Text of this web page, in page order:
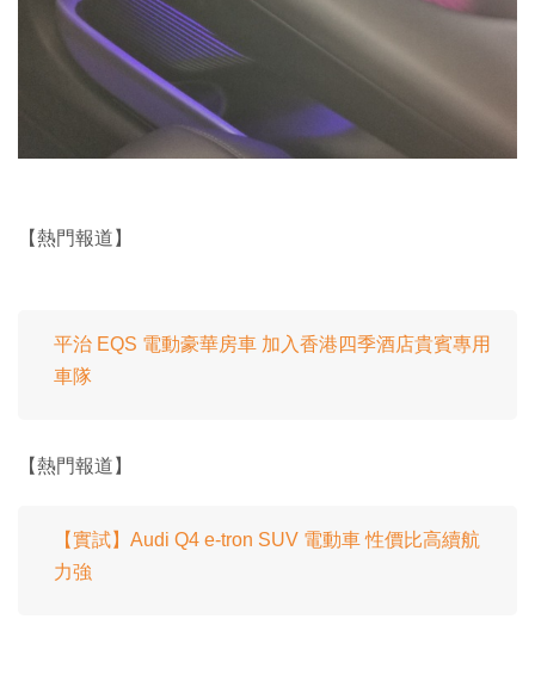
【熱門報道】
平治 EQS 電動豪華房車 加入香港四季酒店貴賓專用
車隊
【熱門報道】
【實試】Audi Q4 e-tron SUV 電動車 性價比高續航
力強